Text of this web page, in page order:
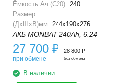
Ёмкость Ач (С20): 240
Размер
(ДхШхВ)мм: 244x190x276
АКБ MONBAT 240Ah, 6.24
27 700 ₽
при обмене
28 800 ₽
без обмена
В наличии